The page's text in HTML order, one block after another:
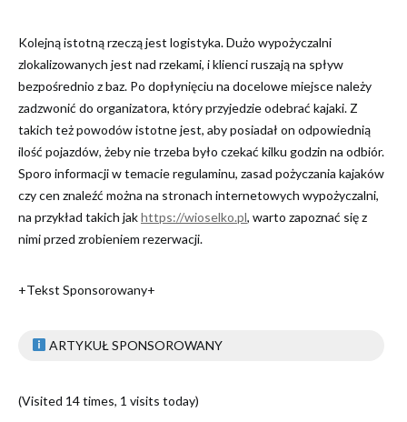
Kolejną istotną rzeczą jest logistyka. Dużo wypożyczalni
zlokalizowanych jest nad rzekami, i klienci ruszają na spływ
bezpośrednio z baz. Po dopłynięciu na docelowe miejsce należy
zadzwonić do organizatora, który przyjedzie odebrać kajaki. Z
takich też powodów istotne jest, aby posiadał on odpowiednią
ilość pojazdów, żeby nie trzeba było czekać kilku godzin na odbiór.
Sporo informacji w temacie regulaminu, zasad pożyczania kajaków
czy cen znaleźć można na stronach internetowych wypożyczalni,
na przykład takich jakhttps://wioselko.pl, warto zapoznać się z
nimi przed zrobieniem rezerwacji.
+Tekst Sponsorowany+
ARTYKUŁ SPONSOROWANY
(Visited 14 times, 1 visits today)